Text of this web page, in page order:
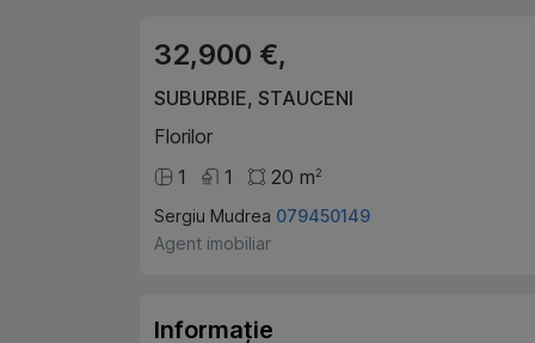
32,900 €,
SUBURBIE, STAUCENI
Florilor
1
1 20 m2
Sergiu Mudrea 079450149
Agent imobiliar
Informație